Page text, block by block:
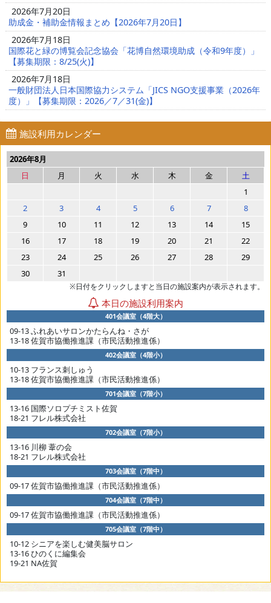
2026年7月20日
助成金・補助金情報まとめ【2026年7月20日】
2026年7月18日
国際花と緑の博覧会記念協会「花博自然環境助成（令和9年度）」
【募集期限：8/25(火)】
2026年7月18日
一般財団法人日本国際協力システム「JICS NGO支援事業（2026年
度）」【募集期限：2026／7／31(金)】
施設利用カレンダー
2026年8月
日
月 火 水 木 金
土
1
2
3 4 5 6 7
8
9
10 11 12 13 14
15
16
17 18 19 20 21
22
23
24 25 26 27 28
29
30
31
※日付をクリックしますと当日の施設案内が表示されます。
本日の施設利用案内
401会議室（4階大）
09-13 ふれあいサロンかたらんね・さが
13-18 佐賀市協働推進課（市民活動推進係）
402会議室（4階小）
10-13 フランス刺しゅう
13-18 佐賀市協働推進課（市民活動推進係）
701会議室（7階小）
13-16 国際ソロプチミスト佐賀
18-21 フレル株式会社
702会議室（7階小）
13-16 川柳 葦の会
18-21 フレル株式会社
703会議室（7階中）
09-17 佐賀市協働推進課（市民活動推進係）
704会議室（7階中）
09-17 佐賀市協働推進課（市民活動推進係）
705会議室（7階中）
10-12 シニアを楽しむ健美脳サロン
13-16 ひのくに編集会
19-21 NA佐賀